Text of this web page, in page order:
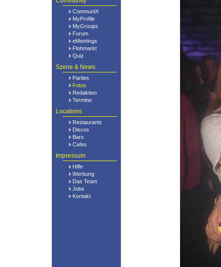
CommuniX
MyProfile
MyGroups
Forum
eMeetings
Flohmarkt
Quiz
Szene & News
Parties
Fotos
Redaktion
Termine
Locations
Restaurants
Discos
Bars
Cafes
Impressum
Hilfe
Werbung
Das Team
Jobs
Kontakt